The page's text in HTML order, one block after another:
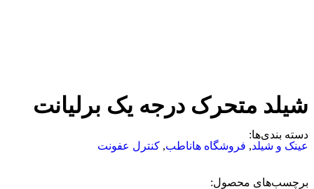
شیلد متحرک درجه یک برلیانت
دسته بندی‌ها:
عینک و شیلد, فروشگاه هاناطب, کنترل عفونت
برچسب‌های محصول: